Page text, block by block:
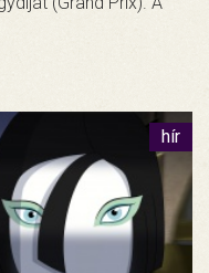
hír